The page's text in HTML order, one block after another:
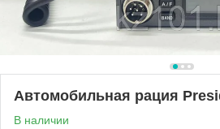
Автомобильная рация
В наличии